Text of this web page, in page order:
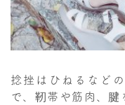
捻挫はひねるなど
で、靭帯や筋肉、